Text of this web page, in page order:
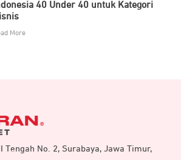
40 Under 40 untuk Kategori
More
Tengah No. 2, Surabaya, Jawa Timur,